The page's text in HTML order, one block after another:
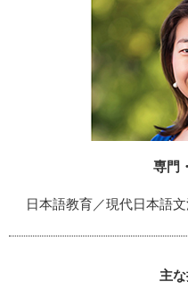
専門
日本語教育／現代日本語
主